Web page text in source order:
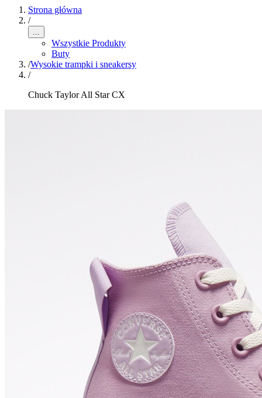
Strona główna
/
...
Wszystkie Produkty
Buty
/Wysokie trampki i sneakersy
/
Chuck Taylor All Star CX